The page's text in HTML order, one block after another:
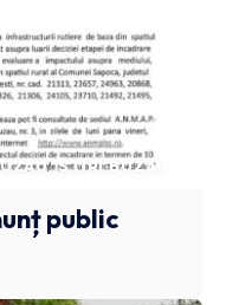
STIRI BUZAU
public